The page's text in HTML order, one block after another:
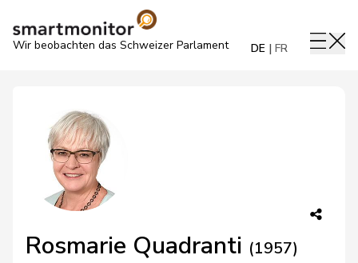
Wir beobachten das Schweizer Parlament DE FR
Rosmarie Quadranti (1957)